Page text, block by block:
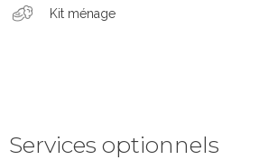
Kit ménage
Services optionnels